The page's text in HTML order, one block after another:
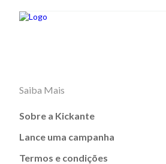
Saiba Mais
Sobre a Kickante
Lance uma campanha
Termos e condições